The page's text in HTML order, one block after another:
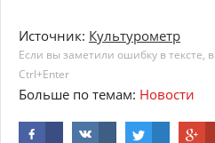
Источник: Культурометр
Если вы заметили ошибку в тексте,
Ctrl+Enter
Больше по темам: Новости